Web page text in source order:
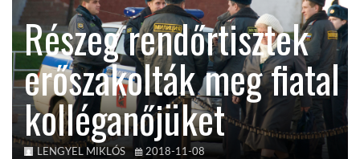
KÖZEL-KELET
AUSZTRÁLIA
A VILÁG ITTHON
Részeg rendőrtisztek
erőszakolták meg fiatal
kolléganőjüket
LENGYEL MIKLÓS 2018-11-08